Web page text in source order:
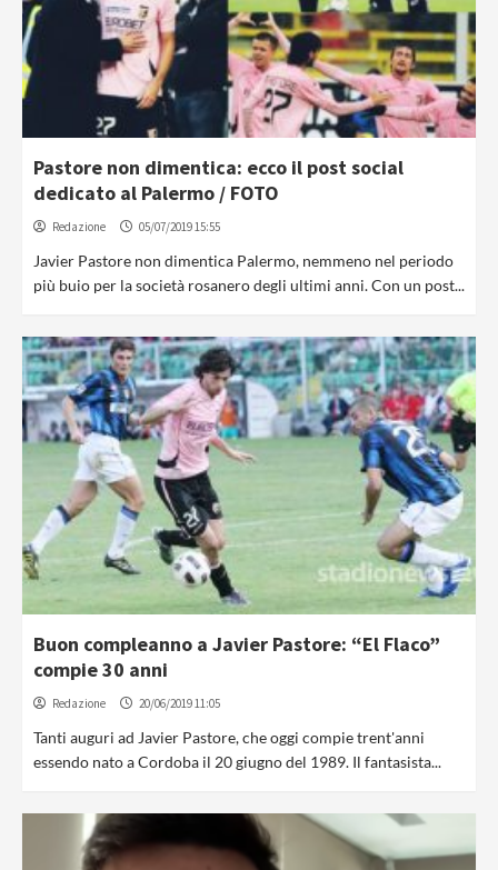
Pastore non dimentica: ecco il post social
dedicato al Palermo / FOTO
Redazione 05/07/2019 15:55
Javier Pastore non dimentica Palermo, nemmeno nel periodo
più buio per la società rosanero degli ultimi anni. Con un post...
Buon compleanno a Javier Pastore: “El Flaco”
compie 30 anni
Redazione 20/06/2019 11:05
Tanti auguri ad Javier Pastore, che oggi compie trent'anni
essendo nato a Cordoba il 20 giugno del 1989. Il fantasista...